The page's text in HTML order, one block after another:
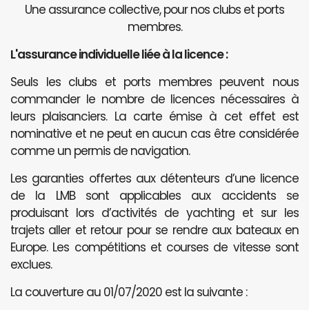
Une assurance collective, pour nos clubs et ports
membres.
L'assurance individuelle liée à la licence :
Seuls les clubs et ports membres peuvent nous
commander le nombre de licences nécessaires à
leurs plaisanciers. La carte émise à cet effet est
nominative et ne peut en aucun cas être considérée
comme un permis de navigation.
Les garanties offertes aux détenteurs d’une licence
de la LMB sont applicables aux accidents se
produisant lors d’activités de yachting et sur les
trajets aller et retour pour se rendre aux bateaux en
Europe. Les compétitions et courses de vitesse sont
exclues.
La couverture au 01/07/2020 est la suivante :